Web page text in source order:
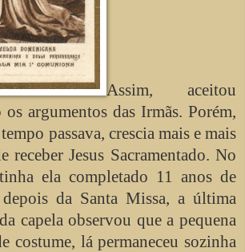
Assim, aceitou
os argumentos das Irmãs. Porém,
passava, crescia mais e mais
receber Jesus Sacramentado. No
ela completado 11 anos de
da Santa Missa, a última
capela observou que a pequena
costume, lá permaneceu sozinha